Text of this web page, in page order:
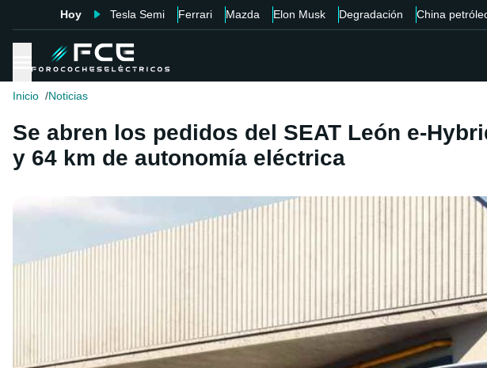
Hoy Tesla Semi Ferrari Mazda Elon Musk Degradación China
Inicio Noticias
Se abren los pedidos del SEAT León e-
y 64 km de autonomía eléctrica